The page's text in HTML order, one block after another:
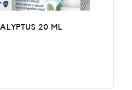
20 ML